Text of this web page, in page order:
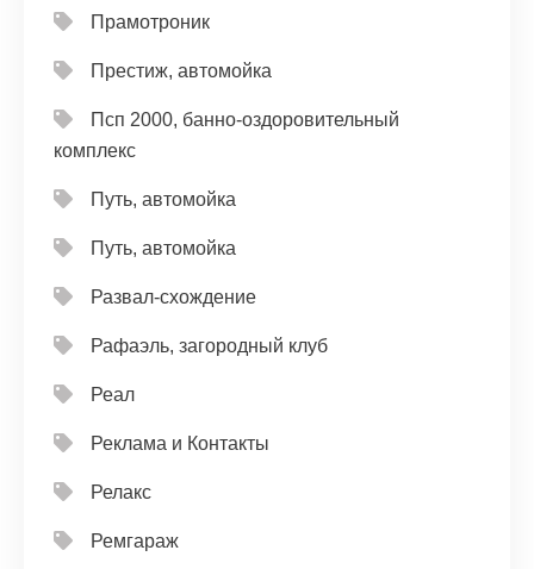
Прамотроник
Престиж, автомойка
Псп 2000, банно-оздоровительный
комплекс
Путь, автомойка
Путь, автомойка
Развал-схождение
Рафаэль, загородный клуб
Реал
Реклама и Контакты
Релакс
Ремгараж